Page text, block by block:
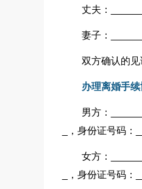
丈夫：
妻子：
双方确认的
办理离婚手续
男方：
_，身份证号码：
女方：
_，身份证号码：